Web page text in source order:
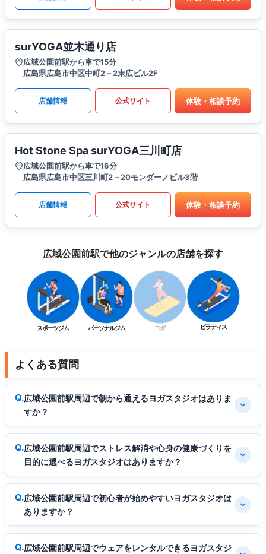
surYOGA並木通り店
広域公園前駅から車で15分
広島県広島市中区中町2－2末広ビル2F
店舗情報 公式サイト 体験・相談予約
Hot Stone Spa surYOGA三川町店
広域公園前駅から車で16分
広島県広島市中区三川町2－20モンダーノビル3階
店舗情報 公式サイト 体験・相談予約
広域公園前駅で他のジャンルの店舗を探す
スポーツジム パーソナルジム ヨガ ピラティス
よくある質問
広域公園前駅周辺で朝から通えるヨガスタジオはありま
すか？
広域公園前駅周辺でストレス解消や心身の健康づくりを
目的に選べるヨガスタジオはありますか？
広域公園前駅周辺で初心者が始めやすいヨガスタジオは
ありますか？
広域公園前駅周辺でウェアをレンタルできるヨガスタジ